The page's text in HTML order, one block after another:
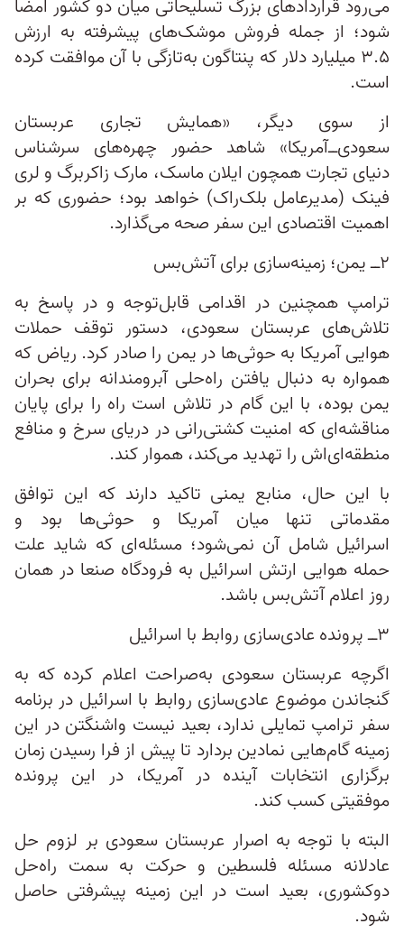
می‌رود قراردادهای بزرگ تسلیحاتی میان دو کشور امضا
شود؛ از جمله فروش موشک‌های پیشرفته به ارزش
۳.۵ میلیارد دلار که پنتاگون به‌تازگی با آن موافقت کرده
است.
از سوی دیگر، «همایش تجاری عربستان‌
سعودی‌ــ‌آمریکا» شاهد حضور چهره‌های سرشناس
دنیای تجارت همچون ایلان ماسک، مارک زاکربرگ و لری
فینک (مدیرعامل بلک‌راک) خواهد بود؛ حضوری که بر
اهمیت اقتصادی این سفر صحه می‌گذارد.
۲ــ یمن؛ زمینه‌سازی برای آتش‌بس
ترامپ همچنین در اقدامی قابل‌توجه و در پاسخ به
تلاش‌های عربستان سعودی، دستور توقف حملات
هوایی آمریکا به حوثی‌ها در یمن را صادر کرد. ریاض که
همواره به دنبال یافتن راه‌حلی آبرومندانه برای بحران
یمن بوده، با این گام در تلاش است راه را برای پایان
مناقشه‌ای که امنیت کشتی‌رانی در دریای سرخ و منافع
منطقه‌ای‌اش را تهدید می‌کند، هموار کند.
با این حال، منابع یمنی تاکید دارند که این توافق
مقدماتی تنها میان آمریکا و حوثی‌ها بود و
اسرائیل شامل آن نمی‌شود؛ مسئله‌ای که شاید علت
حمله هوایی ارتش اسرائیل به فرودگاه صنعا در همان
روز اعلام آتش‌بس باشد.
۳ــ پرونده عادی‌سازی روابط با اسرائیل
اگرچه عربستان سعودی به‌صراحت اعلام کرده که به
گنجاندن موضوع عادی‌سازی روابط با اسرائیل در برنامه
سفر ترامپ تمایلی ندارد، بعید نیست واشنگتن در این
زمینه گام‌هایی نمادین بردارد تا پیش از فرا رسیدن زمان
برگزاری انتخابات آینده در آمریکا، در این پرونده
موفقیتی کسب کند.
البته با توجه به اصرار عربستان سعودی بر لزوم حل
عادلانه مسئله فلسطین و حرکت به سمت راه‌حل
دوکشوری، بعید است در این زمینه پیشرفتی حاصل
شود.